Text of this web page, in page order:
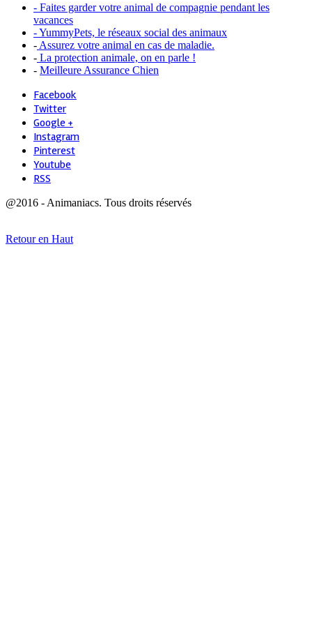
- Faites garder votre animal de compagnie pendant les
vacances
- YummyPets, le réseaux social des animaux
- Assurez votre animal en cas de maladie.
- La protection animale, on en parle !
- Meilleure Assurance Chien
Facebook
Twitter
Google +
Instagram
Pinterest
Youtube
RSS
@2016 - Animaniacs. Tous droits réservés
Retour en Haut